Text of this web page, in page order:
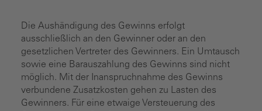
Die Aushändigung des Gewinns erfolgt
ausschließlich an den Gewinner oder an den
gesetzlichen Vertreter des Gewinners. Ein Umtausch
sowie eine Barauszahlung des Gewinns sind nicht
möglich. Mit der Inanspruchnahme des Gewinns
verbundene Zusatzkosten gehen zu Lasten des
Gewinners. Für eine etwaige Versteuerung des